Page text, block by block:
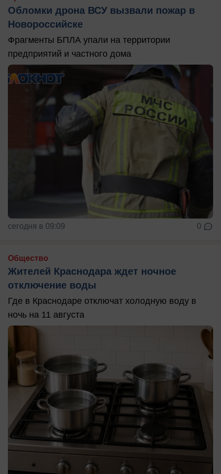
Обломки дрона ВСУ вызвали пожар в
Новороссийске
Фрагменты БПЛА упали на территории
предприятий и частного дома
сегодня в 09:09 0
Общество
Жителей Краснодара ждет ночное
отключение воды
Где в Краснодаре отключат холодную воду в
ночь на 11 августа